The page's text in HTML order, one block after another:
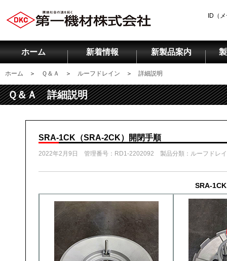
ID（
ホーム 新着情報 新製品案内
ホーム ＞ Ｑ＆Ａ ＞ ルーフドレイン ＞ 詳細説明
Ｑ＆Ａ 詳細説明
SRA-1CK（SRA-2CK）開閉手順
2022年2月9日 管理番号：RD1-2202092 製品分類：ルーフドレ
SRA-